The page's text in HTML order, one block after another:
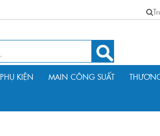
PHỤ KIỆN MAIN CÔNG SUẤT